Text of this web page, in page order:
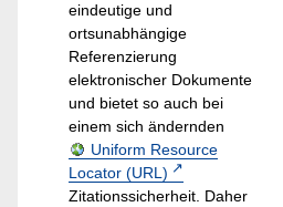
eindeutige und
ortsunabhängige
Referenzierung
elektronischer Dokumente
und bietet so auch bei
einem sich ändernden
Uniform Resource
Locator (URL)
Zitationssicherheit. Daher